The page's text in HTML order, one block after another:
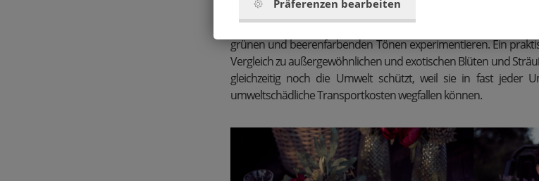
Doch auch wer im Herbst heiratet, hat die Möglichkeit eine grüne
kann man seinen Fokus auf das Thema „Wald“ legen und mit
grünen und beerenfarbenden Tönen experimentieren. Ein
Vergleich zu außergewöhnlichen und exotischen Blüten und
gleichzeitig noch die Umwelt schützt, weil sie in fast jeder
umweltschädliche Transportkosten wegfallen können.
Präferenzen bearbeiten